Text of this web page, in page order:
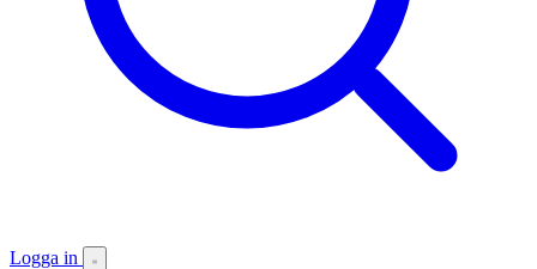
Logga in